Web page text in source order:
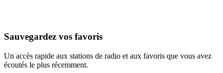
Sauvegardez vos favoris
Un accès rapide aux stations de radio et aux favoris que vous avez
écoutés le plus récemment.